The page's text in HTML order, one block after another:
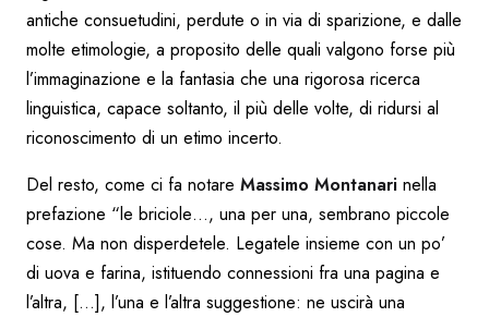
antiche consuetudini, perdute o in via di sparizione, e dalle
molte etimologie, a proposito delle quali valgono forse più
l’immaginazione e la fantasia che una rigorosa ricerca
linguistica, capace soltanto, il più delle volte, di ridursi al
riconoscimento di un etimo incerto.
Del resto, come ci fa notare Massimo Montanari nella
prefazione “le briciole…, una per una, sembrano piccole
cose. Ma non disperdetele. Legatele insieme con un po’
di uova e farina, istituendo connessioni fra una pagina e
l’altra, […], l’una e l’altra suggestione: ne uscirà una